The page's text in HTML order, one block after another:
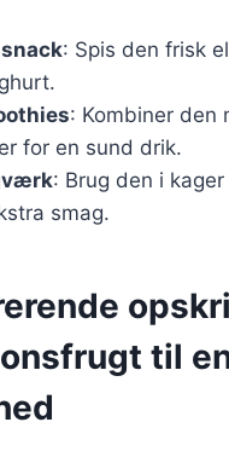
: Spis den frisk
: Kombiner den
for en sund drik.
: Brug den i
smag.
til